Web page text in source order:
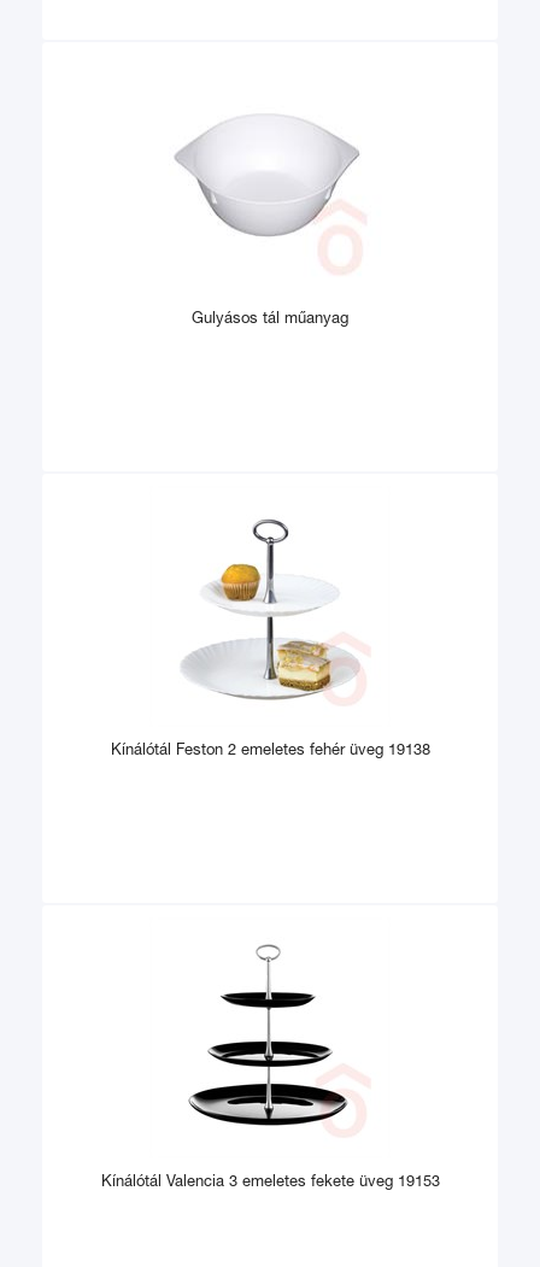
Gulyásos tál műanyag
Kínálótál Feston 2 emeletes fehér üveg 19138
Kínálótál Valencia 3 emeletes fekete üveg 19153